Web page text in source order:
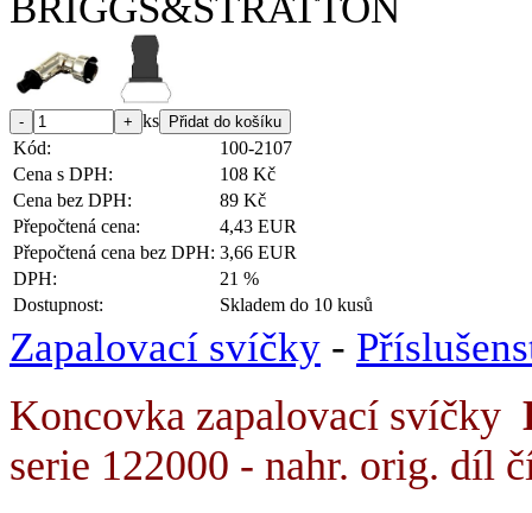
ks
Kód:
100-2107
Cena s DPH:
108 Kč
Cena bez DPH:
89 Kč
Přepočtená cena:
4,43 EUR
Přepočtená cena bez DPH: 3,66 EUR
DPH:
21 %
Dostupnost:
Skladem do 10 kusů
Zapalovací svíčky -
Koncovka zapalovací svíčky
serie 122000 - nahr. orig. díl